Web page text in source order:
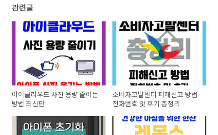
관련글
아이클라우드 사진 용량 줄이는
방법 최신판
소비자고발센터 피해신고 방법
전화번호 및 후기 총정리